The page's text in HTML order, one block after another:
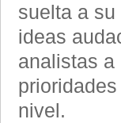
suelta a
ideas
analistas a
nivel.